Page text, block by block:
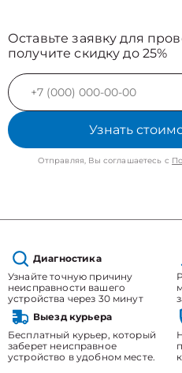
Оставьте заявку для
получите скидку до 25%
Узнать
Отправляя, Вы соглашаетесь с
Диагностика
Узнайте точную причину
неисправности вашего
устройства через 30 минут
Выезд курьера
Бесплатный курьер, который
заберет неисправное
устройство в удобном месте.